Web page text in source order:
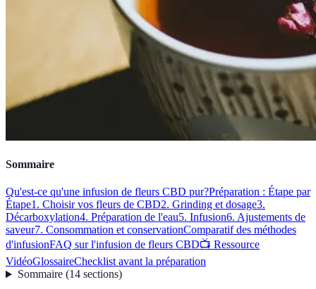
Sommaire
Qu'est-ce qu'une infusion de fleurs CBD pur?Préparation : Étape par
Étape1. Choisir vos fleurs de CBD2. Grinding et dosage3.
Décarboxylation4. Préparation de l'eau5. Infusion6. Ajustements de
saveur7. Consommation et conservationComparatif des méthodes
d'infusionFAQ sur l'infusion de fleurs CBD📺 Ressource
VidéoGlossaireChecklist avant la préparation
Sommaire(14 sections)